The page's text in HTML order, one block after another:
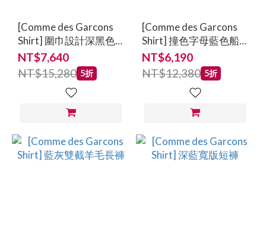
[Comme des Garcons
Shirt] 圍巾設計深黑色
圓領毛衣
NT$7,640
NT$15,280 5折
[Comme des Garcons
Shirt] 撞色字母藍色船
領毛衣
NT$6,190
NT$12,380 5折